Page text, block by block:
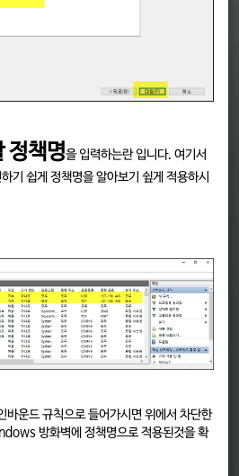
정책명을 입력하는란 입니다. 여기서
기 쉽게 정책명을 알아보기 슆게 적용하시
바운드 규칙으로 들어가시면 위에서 차단한
방화벽에 정책명으로 적용된것을 확